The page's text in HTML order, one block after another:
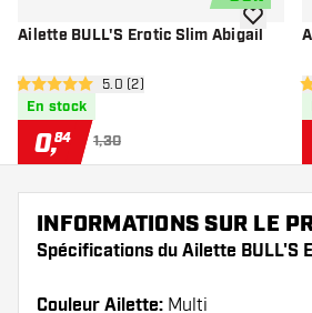
Ailette BULL'S Erotic Slim Abigail
ouvrir le panneau des avis
5 étoiles de notation
5.0 (2)
En stock
0,84 1,30
ajouter à
INFORMATIONS SUR LE
Spécifications du Ailette BULL'S
Couleur Ailette: Multi